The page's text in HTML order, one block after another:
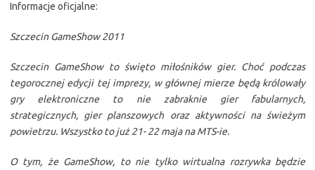
Informacje oficjalne:
Szczecin GameShow 2011
Szczecin GameShow to święto miłośników gier. Choć podczas
tegorocznej edycji tej imprezy, w głównej mierze będą królowały
gry elektroniczne to nie zabraknie gier fabularnych,
strategicznych, gier planszowych oraz aktywności na świeżym
powietrzu. Wszystko to już 21- 22 maja na MTS-ie.
O tym, że GameShow, to nie tylko wirtualna rozrywka będzie